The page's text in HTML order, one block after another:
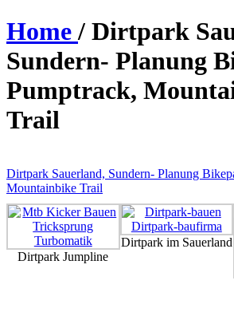
Home/ Dirtpark
Sundern- Planung
Pumptrack,
Trail
Dirtpark Sauerland, Sundern- Planung
Mountainbike Trail
Dirtpark Jumpline
Dirtpark im Sauerland